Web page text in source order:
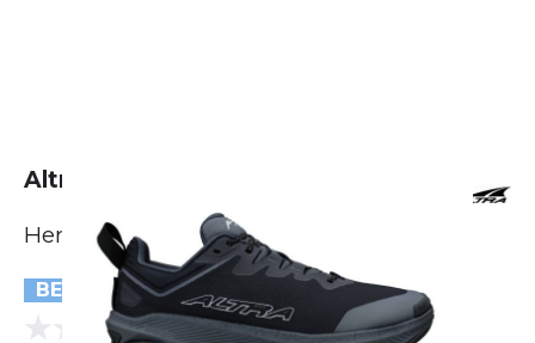
Altra Experience Wild 3+
Herren
BESTSELLER
0.0 (0 Bewertungen)